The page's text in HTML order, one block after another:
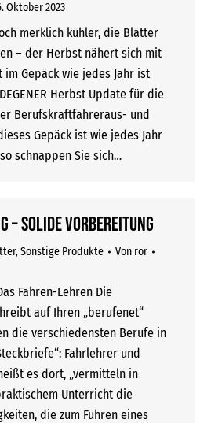
Oktober 2023
merklich kühler, die Blätter
– der Herbst nähert sich mit
Gepäck wie jedes Jahr ist
Herbst Update für die
Berufskraftfahreraus- und
Gepäck ist wie jedes Jahr
schnappen Sie sich…
– solide Vorbereitung
,Sonstige Produkte Von ror
Fahren-Lehren Die
auf Ihren „berufenet“
die verschiedensten Berufe in
Fahrlehrer und
es dort, „vermitteln in
Unterricht die
die zum Führen eines